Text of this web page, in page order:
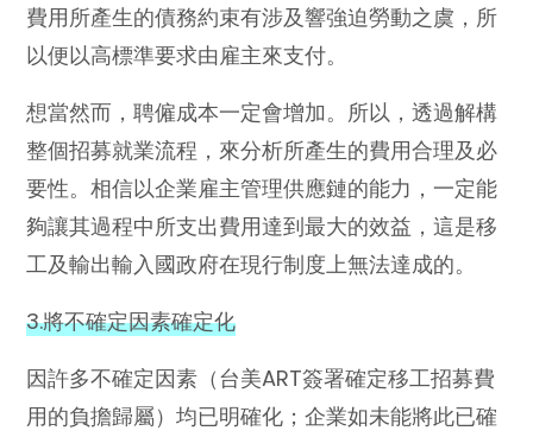
費用所產生的債務約束有涉及響強迫勞動之虞，所
以便以高標準要求由雇主來支付。
想當然而，聘僱成本一定會增加。所以，透過解構
整個招募就業流程，來分析所產生的費用合理及必
要性。相信以企業雇主管理供應鏈的能力，一定能
夠讓其過程中所支出費用達到最大的效益，這是移
工及輸出輸入國政府在現行制度上無法達成的。
3.將不確定因素確定化
因許多不確定因素（台美ART簽署確定移工招募費
用的負擔歸屬）均已明確化；企業如未能將此已確